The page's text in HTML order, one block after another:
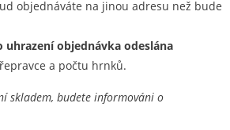
objednáváte na jinou adresu než bude
uhrazení objednávka odeslána
a počtu hrnků.
skladem, budete informováni o